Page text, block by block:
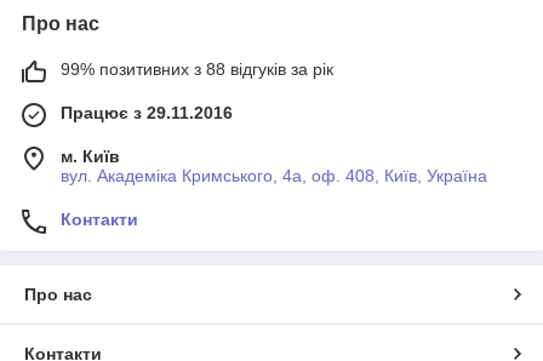
Про нас
99% позитивних з 88 відгуків за рік
Працює з 29.11.2016
м. Київ
вул. Академіка Кримського, 4а, оф. 408, Київ, Україна
Контакти
Про нас
Контакти